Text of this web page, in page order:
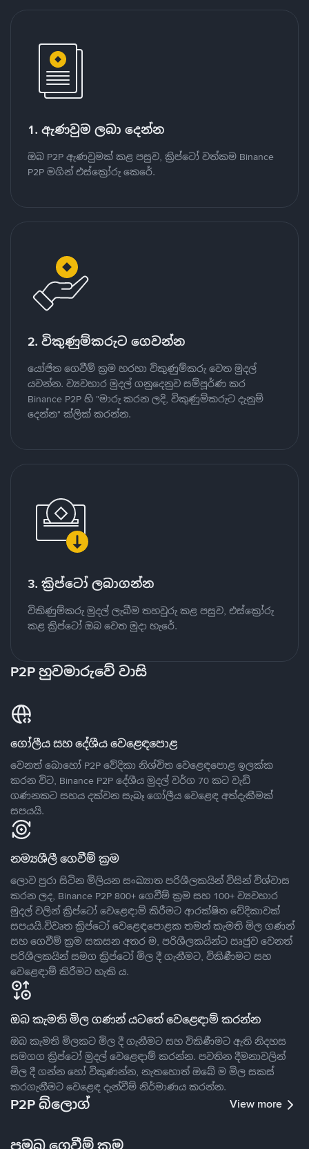
1. ඇණවුම ලබා දෙන්න
ඔබ P2P ඇණවුමක් කළ පසුව, ක්‍රිප්ටෝ වත්කම Binance
P2P මගින් එස්ක්‍රෝරු කෙරේ.
2. විකුණුම්කරුට ගෙවන්න
යෝජිත ගෙවීම් ක්‍රම හරහා විකුණුම්කරු වෙත මුදල්
යවන්න. ව්‍යවහාර මුදල් ගනුදෙනුව සම්පූර්ණ කර
Binance P2P හි "මාරු කරන ලදි, විකුණුම්කරුට දැනුම්
දෙන්න" ක්ලික් කරන්න.
3. ක්‍රිප්ටෝ ලබාගන්න
විකිණුම්කරු මුදල් ලැබීම තහවුරු කළ පසුව, එස්ක්‍රෝරු
කළ ක්‍රිප්ටෝ ඔබ වෙත මුදා හැරේ.
P2P හුවමාරුවේ වාසි
ගෝලීය සහ දේශීය වෙළෙඳපොළ
වෙනත් බොහෝ P2P වේදිකා නිශ්චිත වෙළෙඳපොළ ඉලක්ක
කරන විට, Binance P2P දේශීය මුදල් වර්ග 70 කට වැඩි
ගණනකට සහය දක්වන සැබෑ ගෝලීය වෙළෙඳ අත්දැකීමක්
සපයයි.
නම්‍යශීලී ගෙවීම් ක්‍රම
ලොව පුරා සිටින මිලියන සංඛ්‍යාත පරිශීලකයින් විසින් විශ්වාස
කරන ලද, Binance P2P 800+ ගෙවීම් ක්‍රම සහ 100+ ව්‍යවහාර
මුදල් වලින් ක්‍රිප්ටෝ වෙළෙඳාම් කිරීමට ආරක්ෂිත වේදිකාවක්
සපයයි.විවෘත ක්‍රිප්ටෝ වෙළෙඳපොළක තමන් කැමති මිල ගණන්
සහ ගෙවීම් ක්‍රම සකසන අතර ම, පරිශීලකයින්ට ඍජුව වෙනත්
පරිශීලකයින් සමග ක්‍රිප්ටෝ මිල දී ගැනීමට, විකිණීමට සහ
වෙළෙඳාම් කිරීමට හැකි ය.
ඔබ කැමති මිල ගණන් යටතේ වෙළෙඳාම් කරන්න
ඔබ කැමති මිලකට මිල දී ගැනීමට සහ විකිණීමට ඇති නිදහස
සමගග ක්‍රිප්ටෝ මුදල් වෙළෙඳාම් කරන්න. පවතින දීමනාවලින්
මිල දී ගන්න හෝ විකුණන්න, නැතහොත් ඔබේ ම මිල සකස්
කරගැනීමට වෙළෙඳ දැන්වීම් නිර්මාණය කරන්න.
P2P බ්ලොග් View more